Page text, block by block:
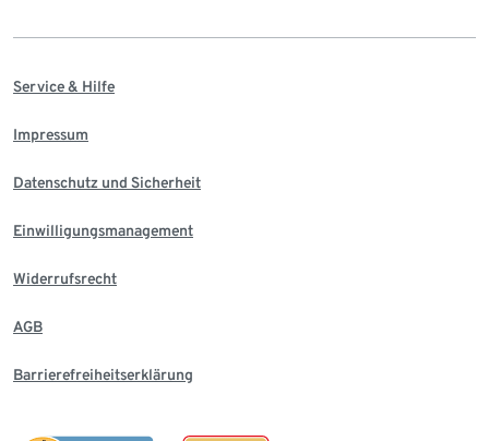
Service & Hilfe
Impressum
Datenschutz und Sicherheit
Einwilligungsmanagement
Widerrufsrecht
AGB
Barrierefreiheitserklärung